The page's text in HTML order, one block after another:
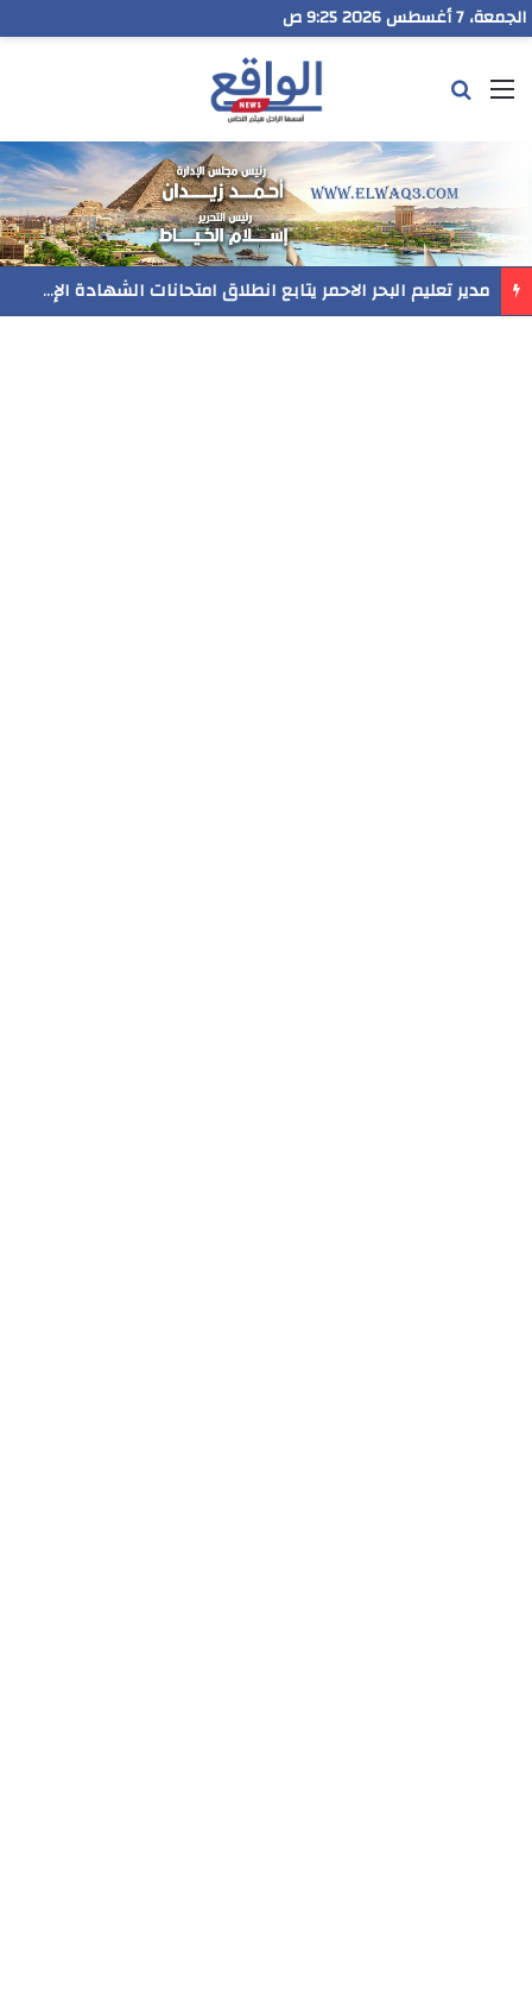
الجمعة، 7 أغسطس 2026 9:25 ص
القائمة
مدير تعليم البحر الاحمر يتابع انطلاق امتحانات الشهادة الإعدادية ويؤكد: الانضباط